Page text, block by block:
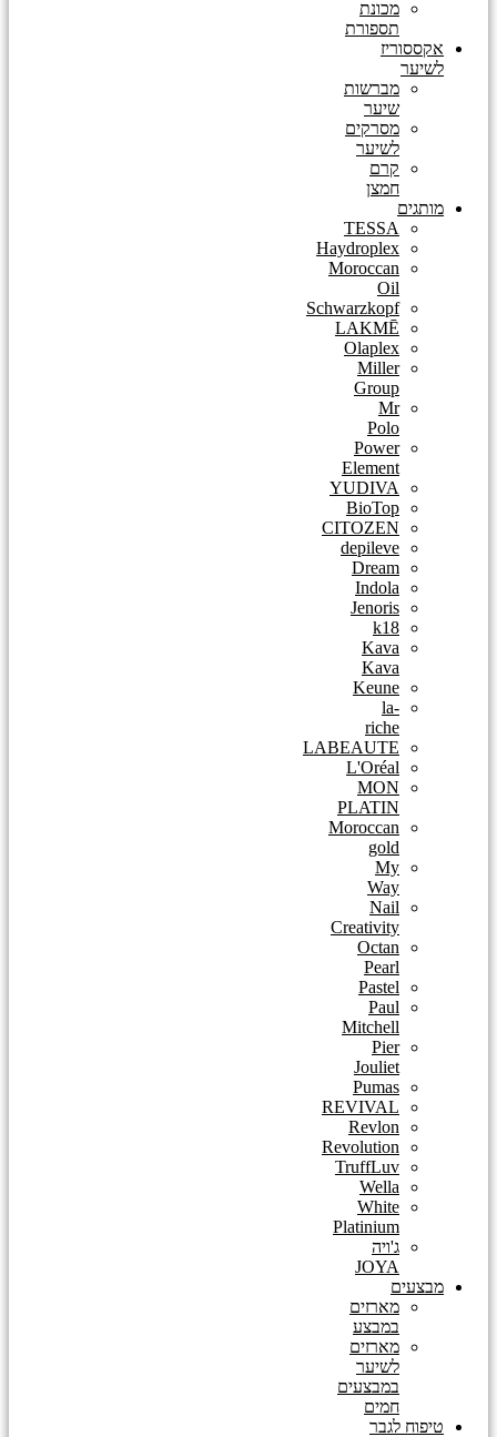
מכונת
תספורת
אקססוריז
לשיער
מברשות
שיער
מסרקים
לשיער
קרם
חמצן
מותגים
TESSA
Haydroplex
Moroccan
Oil
Schwarzkopf
LAKMĒ
Olaplex
Miller
Group
Mr
Polo
Power
Element
YUDIVA
BioTop
CITOZEN
depileve
Dream
Indola
Jenoris
k18
Kava
Kava
Keune
la-
riche
LABEAUTE
L'Oréal
MON
PLATIN
Moroccan
gold
My
Way
Nail
Creativity
Octan
Pearl
Pastel
Paul
Mitchell
Pier
Jouliet
Pumas
REVIVAL
Revlon
Revolution
TruffLuv
Wella
White
Platinium
ג'ויה
JOYA
מבצעים
מארזים
במבצע
מארזים
לשיער
במבצעים
חמים
טיפוח לגבר